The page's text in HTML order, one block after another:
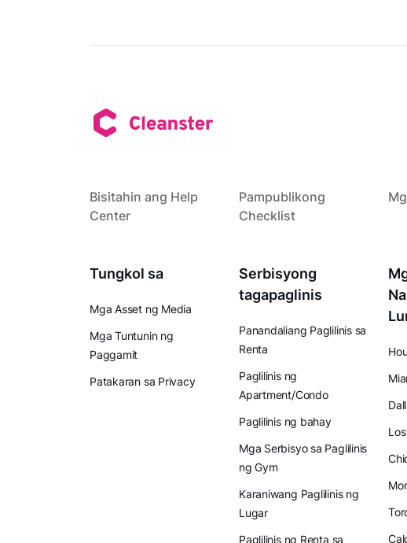
Bisitahin ang Help
Center
Pampublikong
Checklist
Tungkol sa
Mga Asset ng Media
Mga Tuntunin ng
Paggamit
Patakaran sa Privacy
Serbisyong
tagapaglinis
Panandaliang Paglilinis sa
Renta
Paglilinis ng
Apartment/Condo
Paglilinis ng bahay
Mga Serbisyo sa Paglilinis
ng Gym
Karaniwang Paglilinis ng
Lugar
Paglilinis ng Renta sa